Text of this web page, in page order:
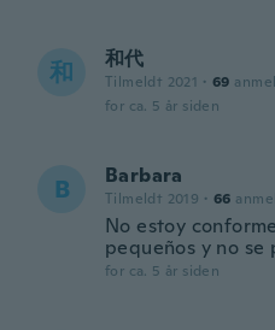
和 和代
Tilmeldt 2021 · 69
for ca. 5 år siden
B Barbara
Tilmeldt 2019 · 66
No estoy
pequeños y no se
for ca. 5 år siden